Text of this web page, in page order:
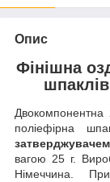
Опис
Фінішна
Двокомпонентна
поліефірна
затверджувачем
вагою 25 г.
Німеччина.